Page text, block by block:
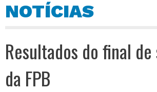
NOTÍCIAS
Resultados do final de
da FPB